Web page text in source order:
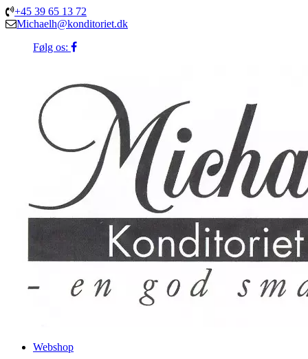
+45 39 65 13 72
Michaelh@konditoriet.dk
Følg os:
Webshop